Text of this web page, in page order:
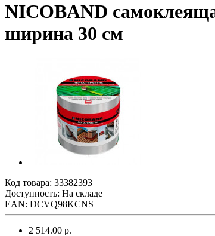
NICOBAND
ширина 30 см
Код товара: 33382393
Доступность: На складе
EAN: DCVQ98KCNS
2 514.00 р.